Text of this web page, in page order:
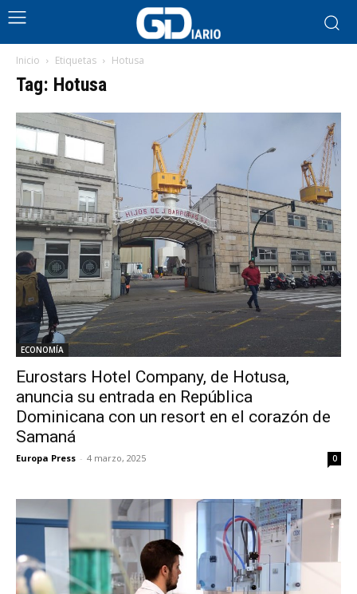
Inicio Etiquetas Hotusa
Tag: Hotusa
ECONOMÍA
Eurostars Hotel Company, de Hotusa,
anuncia su entrada en República
Dominicana con un resort en el corazón de
Samaná
Europa Press - 4 marzo, 2025 0